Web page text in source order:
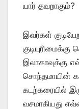
யார் தவறாகும்?
இவர்கள்
இலாகாவுக்கு
சொந்தமாயின்
கடற்கரையில்
வசமாகியது